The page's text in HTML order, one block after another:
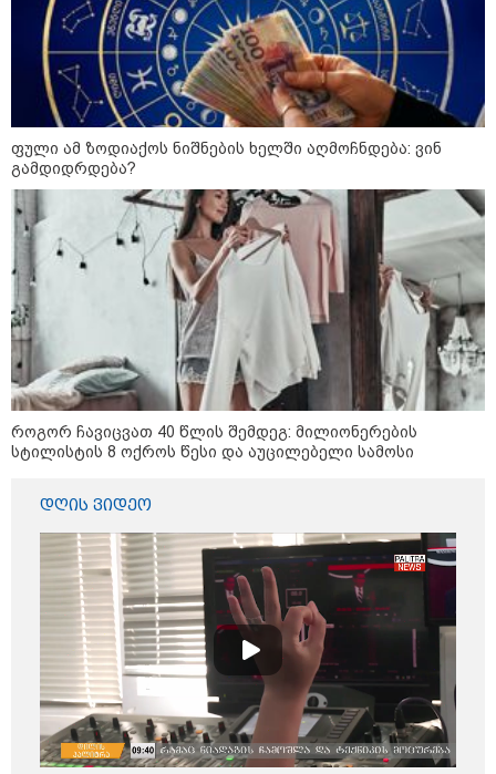
12:34 / 08-08-2026
რას აცხადებს ირაკლი კობახიძე
ელექტროენერგიის რამდენჯერმე
გათიშვასთან დაკავშირებით?
"სიმბოლურია, რომ კობახიძის
მოღალატეობრივი განცხადება
გაკეთდა" - "ნაციონალური
მოძრაობა"
19:03 / 08-08-2026
"მკაცრად ვგმობთ ირაკლი
კობახიძის განცხადებას" -
"კოალიცია ცვლილებისთვის"
16:33 / 08-08-2026
"გიორგი ბარამიძემ რაღაც
ფული ამ ზოდიაქოს ნიშნების ხელში აღმოჩნდება: ვინ
გამდიდრდება?
როგორ ჩავიცვათ 40 წლის შემდეგ: მილიონერების
სტილისტის 8 ოქროს წესი და აუცილებელი სამოსი
დღის ვიდეო